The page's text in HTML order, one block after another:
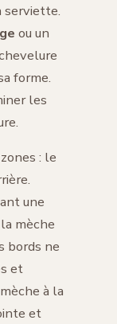
serviette.
ou un
forme.
les
: le
une
mèche
bords ne
et
à la
et